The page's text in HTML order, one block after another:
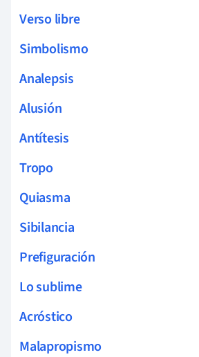
Verso libre
Simbolismo
Analepsis
Alusión
Antítesis
Tropo
Quiasma
Sibilancia
Prefiguración
Lo sublime
Acróstico
Malapropismo